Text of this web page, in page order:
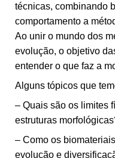
técnicas, combinando
comportamento a
Ao unir o mundo dos
evolução, o objetivo
entender o que faz a
Alguns tópicos que
– Quais são os limites
estruturas
– Como os
evolução e